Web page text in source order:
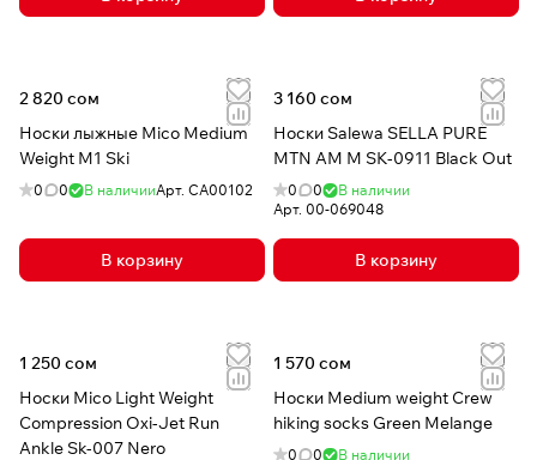
2 820 сом
Носки лыжные Mico Medium
Weight M1 Ski
0 0 В наличииАрт. CA00102
В корзину
3 160 сом
Носки Salewa SELLA PURE
MTN AM M SK-0911 Black Out
0 0
В наличии
Арт. 00-069048
В корзину
1 250 сом
Носки Mico Light Weight
Compression Oxi-Jet Run
Ankle Sk-007 Nero
1 570 сом
Носки Medium weight Crew
hiking socks Green Melange
0 0
В наличии